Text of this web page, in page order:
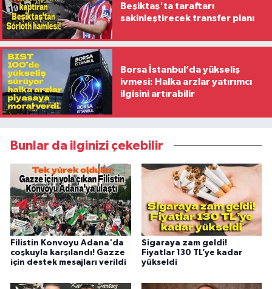
Beşiktaş'ta taraftarı
sakinleştirecek transfer planı
Borsa İstanbul’da yükseliş
ivmesi: Halka arzlar yatırımcı
ilgisini artırabilir
Bunlar da ilginizi çekebilir
Filistin Konvoyu Adana'da
coşkuyla karşılandı! Gazze
için destek mesajları verildi
Sigaraya zam geldi!
Fiyatlar 130 TL’ye kadar
yükseldi